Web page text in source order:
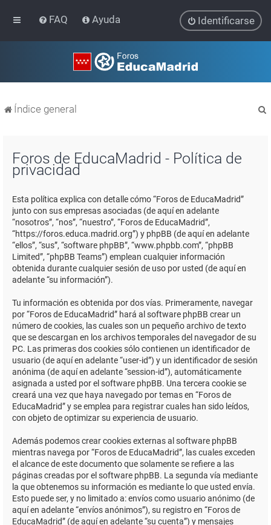
FAQ Ayuda Identificarse
Índice general
Foros de EducaMadrid - Política de
privacidad
Esta política explica con detalle cómo “Foros de EducaMadrid”
junto con sus empresas asociadas (de aquí en adelante
“nosotros”, “nos”, “nuestro”, “Foros de EducaMadrid”,
“https://foros.educa.madrid.org”) y phpBB (de aquí en adelante
“ellos”, “sus”, “software phpBB”, “www.phpbb.com”, “phpBB
Limited”, “phpBB Teams”) emplean cualquier información
obtenida durante cualquier sesión de uso por usted (de aquí en
adelante “su información”).
Tu información es obtenida por dos vías. Primeramente, navegar
por “Foros de EducaMadrid” hará al software phpBB crear un
número de cookies, las cuales son un pequeño archivo de texto
que se descargan en los archivos temporales del navegador de su
PC. Las primeras dos cookies sólo contienen un identificador de
usuario (de aquí en adelante “user-id”) y un identificador de sesión
anónima (de aquí en adelante “session-id”), automáticamente
asignada a usted por el software phpBB. Una tercera cookie se
creará una vez que haya navegado por temas en “Foros de
EducaMadrid” y se emplea para registrar cuales han sido leídos,
con objeto de optimizar su experiencia de usuario.
Además podemos crear cookies externas al software phpBB
mientras navega por “Foros de EducaMadrid”, las cuales exceden
el alcance de este documento que solamente se refiere a las
páginas creadas por el software phpBB. La segunda vía mediante
la que obtenemos su información es mediante lo que usted envía.
Esto puede ser, y no limitado a: envíos como usuario anónimo (de
aquí en adelante “envíos anónimos”), su registro en “Foros de
EducaMadrid” (de aquí en adelante “su cuenta”) y mensajes